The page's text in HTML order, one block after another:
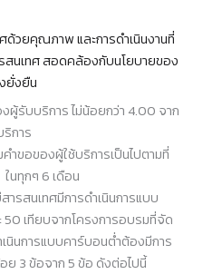
ด้วยคุณภาพ และการดำเนินงานที่
นเทศ สอดคล้องกับนโยบายของ
ยั่งยืน
ผู้รับบริการ ไม่น้อยกว่า 4.00 จาก
การ
คำขอของผู้ใช้บริการเป็นไปตามที่
นทุกๆ 6 เดือน
ารสนเทศมีการดำเนินการแบบ
เทียบจากโครงการอบรมที่จัด
นินการแบบคาร์บอนต่ำต้องมีการ
ย 3 ข้อจาก 5 ข้อ ดังต่อไปนี้